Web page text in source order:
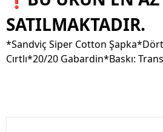
SATILMAKTADIR.
*Sandviç Siper Cotton
Cırtlı*20/20 Gabardin*Baskı: